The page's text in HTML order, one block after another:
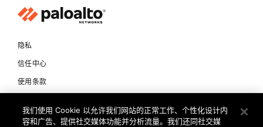
隐私
信任中心
使用条款
我们使用 Cookie 以允许我们网站的正常工作、个性化设计内
容和广告、提供社交媒体功能并分析流量。我们还同社交媒